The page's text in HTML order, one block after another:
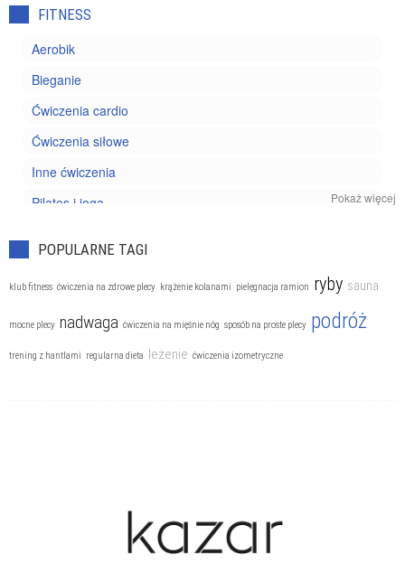
FITNESS
Aerobik
Bieganie
Ćwiczenia cardio
Ćwiczenia siłowe
Inne ćwiczenia
Pilates i joga
Pokaż więcej
POPULARNE TAGI
klub fitness ćwiczenia na zdrowe plecy krążenie kolanami pielęgnacja ramion ryby sauna
mocne plecy nadwaga ćwiczenia na mięśnie nóg sposób na proste plecy podróż
trening z hantlami regularna dieta leżenie ćwiczenia izometryczne